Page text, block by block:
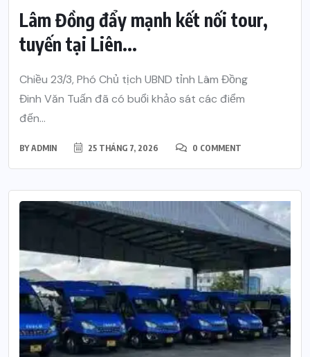
Lâm Đồng đẩy mạnh kết nối tour,
tuyến tại Liên...
Chiều 23/3, Phó Chủ tịch UBND tỉnh Lâm Đồng
Đinh Văn Tuấn đã có buổi khảo sát các điểm
đến...
BYADMIN 25 THÁNG 7, 2026 0 COMMENT